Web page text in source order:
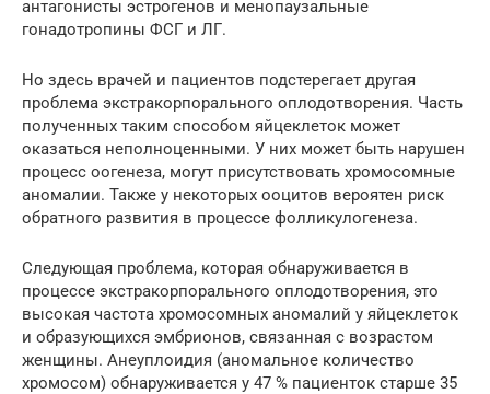
антагонисты эстрогенов и менопаузальные
гонадотропины ФСГ и ЛГ.
Но здесь врачей и пациентов подстерегает другая
проблема экстракорпорального оплодотворения. Часть
полученных таким способом яйцеклеток может
оказаться неполноценными. У них может быть нарушен
процесс оогенеза, могут присутствовать хромосомные
аномалии. Также у некоторых ооцитов вероятен риск
обратного развития в процессе фолликулогенеза.
Следующая проблема, которая обнаруживается в
процессе экстракорпорального оплодотворения, это
высокая частота хромосомных аномалий у яйцеклеток
и образующихся эмбрионов, связанная с возрастом
женщины. Анеуплоидия (аномальное количество
хромосом) обнаруживается у 47 % пациенток старше 35